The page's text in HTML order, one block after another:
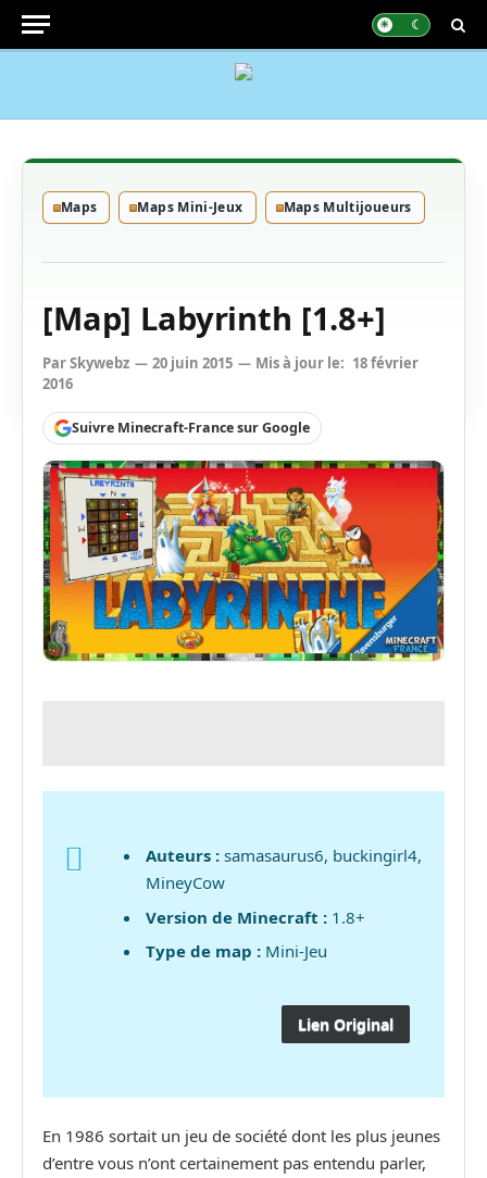
Maps Maps Mini-Jeux Maps Multijoueurs
[Map] Labyrinth [1.8+]
ParSkywebz 20 juin 2015 Mis à jour le: 18 février
2016
Suivre Minecraft-France sur Google
Auteurs : samasaurus6, buckingirl4,
MineyCow
Version de Minecraft : 1.8+
Type de map : Mini-Jeu
Lien Original
En 1986 sortait un jeu de société dont les plus jeunes
d’entre vous n’ont certainement pas entendu parler,